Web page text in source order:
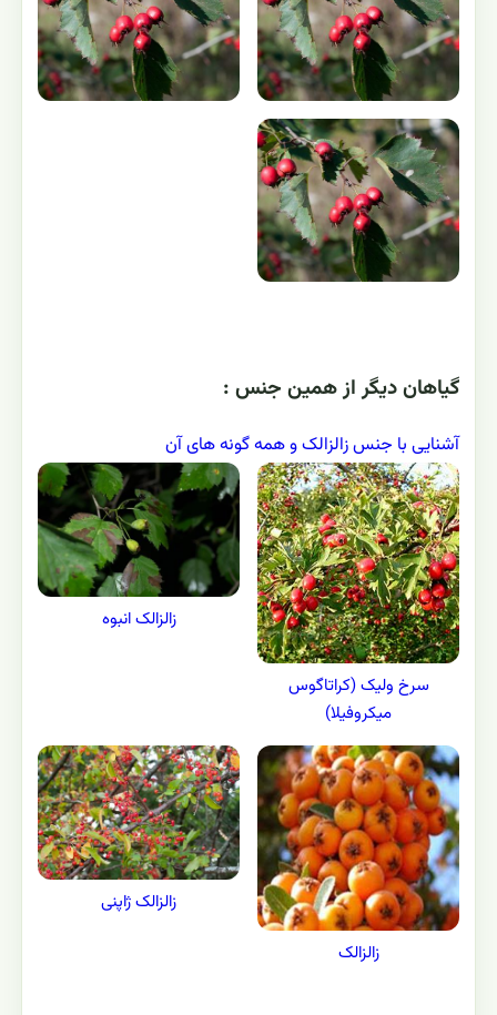
گياهان ديگر از همين جنس :
آشنایی با جنس زالزالک و همه گونه های آن
سرخ ولیک (کراتاگوس
میکروفیلا)
زالزالک انبوه
زالزالک
زالزالک ژاپنی